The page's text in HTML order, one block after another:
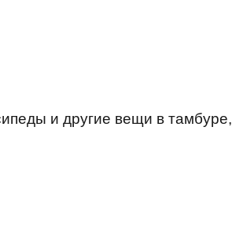
и другие вещи в тамбуре,